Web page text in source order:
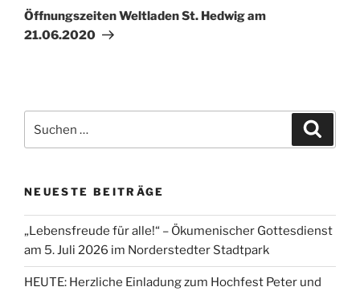
Beitrag
Öffnungszeiten Weltladen St. Hedwig am
21.06.2020
nach:
NEUESTE BEITRÄGE
„Lebensfreude für alle!“ – Ökumenischer Gottesdienst
am 5. Juli 2026 im Norderstedter Stadtpark
HEUTE: Herzliche Einladung zum Hochfest Peter und